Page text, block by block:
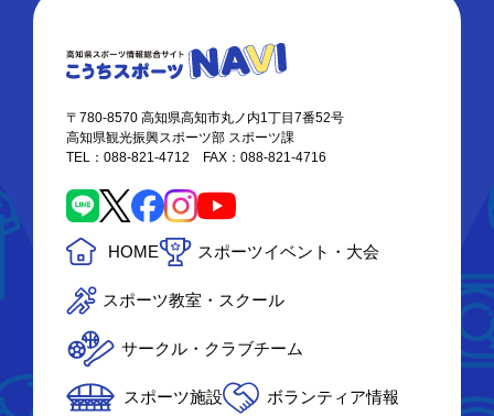
〒780-8570 高知県高知市丸ノ内1丁目7番52号
高知県観光振興スポーツ部 スポーツ課
TEL：088-821-4712 FAX：088-821-4716
HOME スポーツイベント・大会
スポーツ教室・スクール
サークル・クラブチーム
スポーツ施設 ボランティア情報